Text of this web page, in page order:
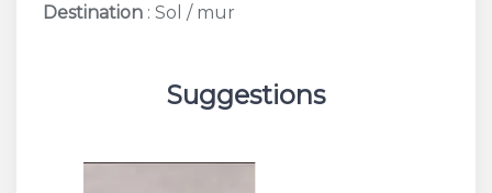
Destination : Sol / mur
Suggestions